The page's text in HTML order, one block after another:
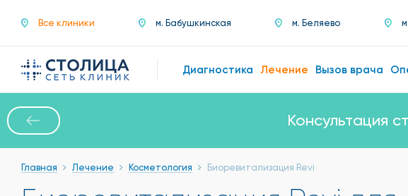
Все клиники м. Бабушкинская м. Беляево
Диагностика Лечение Вызов врача
Консультация
Главная Лечение Косметология Биоревитализация Revi